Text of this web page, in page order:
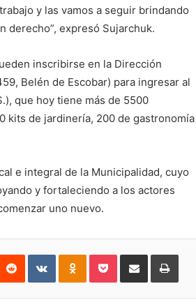
y las vamos a seguir brindando
derecho”, expresó Sujarchuk.
inscribirse en la Dirección
Belén de Escobar) para ingresar al
que hoy tiene más de 5500
kits de jardinería, 200 de gastronomía
e integral de la Municipalidad, cuyo
y fortaleciendo a los actores
uno nuevo.
Reddit VKontakteOdnoklassniki
PocketShare
Email
Print